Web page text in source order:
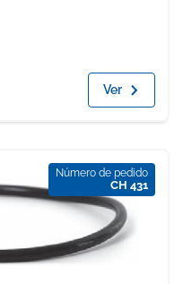
Ver
Número de pedido
CH 431